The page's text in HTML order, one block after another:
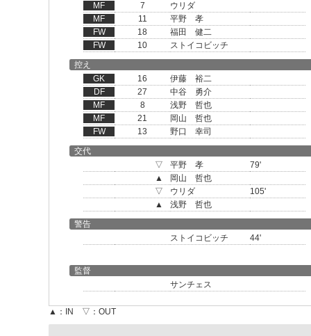
MF
7
ウリダ
MF
11
平野 孝
FW
18
福田 健二
FW
10
ストイコビッチ
控え
GK
16
伊藤 裕二
DF
27
中谷 勇介
MF
8
浅野 哲也
MF
21
岡山 哲也
FW
13
野口 幸司
交代
▽
平野 孝
79'
▲
岡山 哲也
▽
ウリダ
105'
▲
浅野 哲也
警告
ストイコビッチ
44'
監督
サンチェス
▲：IN ▽：OUT